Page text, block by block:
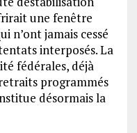
une fenêtre
n’ont jamais cessé
interposés. La
fédérales, déjà
programmés
désormais la